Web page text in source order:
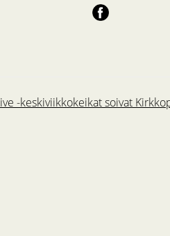
-keskiviikkokeikat soivat